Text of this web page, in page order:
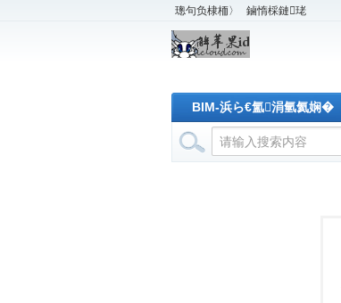
璁句负棣栭〉 鏀惰棌鏈珯
BIM-浜ら€氳涓氫氦娴�